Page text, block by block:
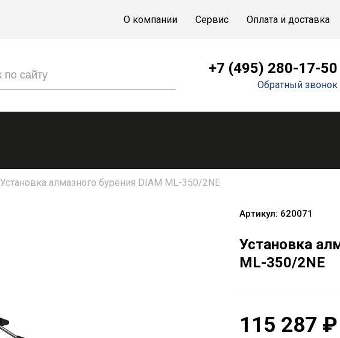
О компании Сервис Оплата и доставка
+7 (495) 280-17-50
Обратный звонок
Установка алмазного бурения DIAM ML-350/2NE
Артикул: 620071
Установка
ML-350/2NE
115 287 ₽